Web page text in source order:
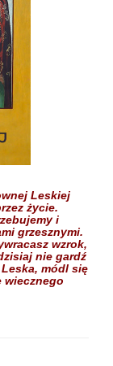
Leskiej
życie.
i
grzesznymi.
wzrok,
nie gardź
módl się
wiecznego